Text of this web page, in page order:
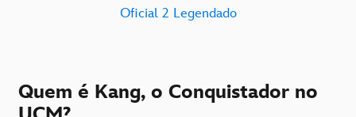
Oficial 2 Legendado
Quem é Kang, o Conquistador no